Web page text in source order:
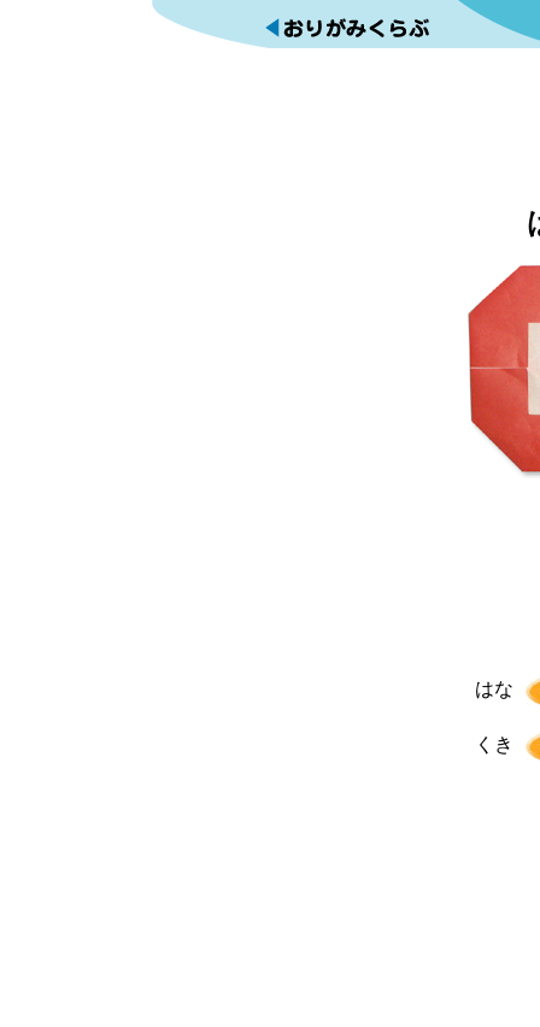
はな
くき